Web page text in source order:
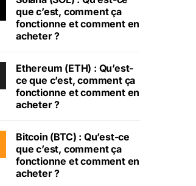
que c’est, comment ça
fonctionne et comment en
acheter ?
Ethereum (ETH) : Qu’est-
ce que c’est, comment ça
fonctionne et comment en
acheter ?
Bitcoin (BTC) : Qu’est-ce
que c’est, comment ça
fonctionne et comment en
acheter ?